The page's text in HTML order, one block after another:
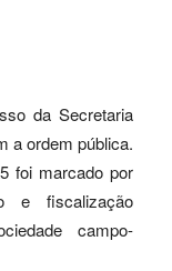
da Secretaria
a ordem pública.
foi marcado por
e fiscalização
campo-